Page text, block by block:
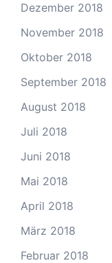
Dezember 2018
November 2018
Oktober 2018
September 2018
August 2018
Juli 2018
Juni 2018
Mai 2018
April 2018
März 2018
Februar 2018